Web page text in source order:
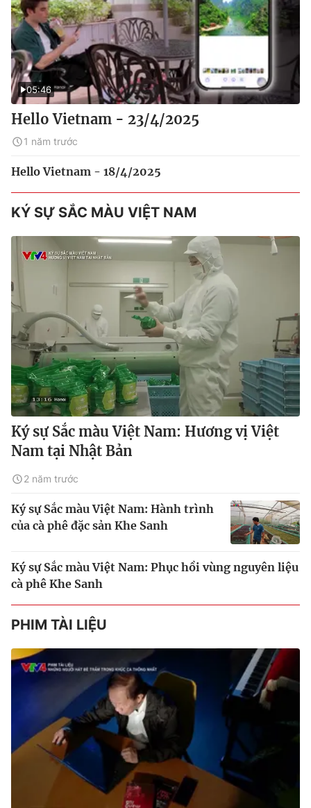
05:46
Hello Vietnam - 23/4/2025
1 năm trước
Hello Vietnam - 18/4/2025
KÝ SỰ SẮC MÀU VIỆT NAM
Ký sự Sắc màu Việt Nam: Hương vị Việt
Nam tại Nhật Bản
2 năm trước
Ký sự Sắc màu Việt Nam: Hành trình
của cà phê đặc sản Khe Sanh
Ký sự Sắc màu Việt Nam: Phục hồi vùng nguyên liệu
cà phê Khe Sanh
PHIM TÀI LIỆU